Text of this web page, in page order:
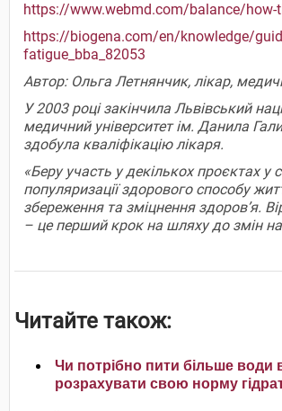
https://www.webmd.com/balance/how-
https://biogena.com/en/knowledge/
fatigue_bba_82053
Автор: Ольга Летнянчик, лікар,
У 2003 році закінчила Львівський
медичний університет ім. Данила
здобула кваліфікацію лікаря.
«Беру участь у декількох проєктах у
популяризації здорового способу
збереження та зміцнення здоров’я.
– це перший крок на шляху до змін
Читайте також:
Чи потрібно пити більше води
розрахувати свою норму